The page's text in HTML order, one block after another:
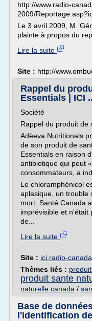
http://www.radio-
2009/
Le 3 avril 2009, M.
plainte à propos du
Lire la suite
Site : http://
Rappel du
Essentials | ICI
Société
Rappel du produit de
Adëeva Nutritionals
de son produit de
Essentials en raison
antibiotique qui peut
consommateurs, a
Le chloramphénicol
aplasique, un trouble
mort. Santé Canada
imprévisible et n'était
de...
Lire la suite
Site : ici.radio-
Thèmes liés :
produit sante
naturelle canada /
Base de
l'identification